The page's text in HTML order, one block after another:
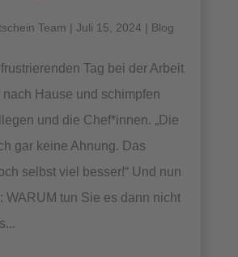
Team | Juli 15, 2024 | Blog
Tag bei der Arbeit
nach Hause und schimpfen
und die Chef*innen. „Die
gar keine Ahnung. Das
selbst viel besser!“ Und nun
WARUM tun Sie es dann nicht